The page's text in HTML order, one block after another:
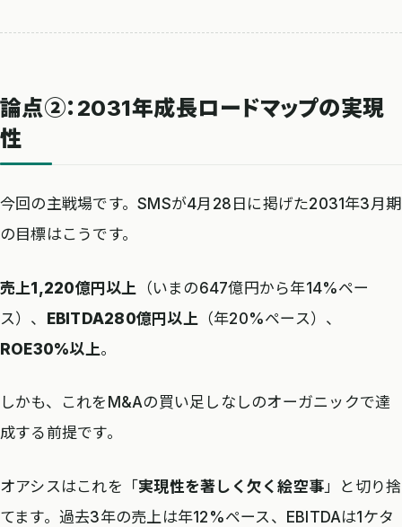
論点②：2031年成長ロードマップの実現
性
今回の主戦場です。SMSが4月28日に掲げた2031年3月期
の目標はこうです。
売上1,220億円以上 （いまの647億円から年14%ペー
ス）、 EBITDA280億円以上 （年20%ペース）、
ROE30%以上。
しかも、これをM&Aの買い足しなしのオーガニックで達
成する前提です。
オアシスはこれを「実現性を著しく欠く絵空事 」と切り捨
てます。過去3年の売上は年12%ペース、EBITDAは1ケタ